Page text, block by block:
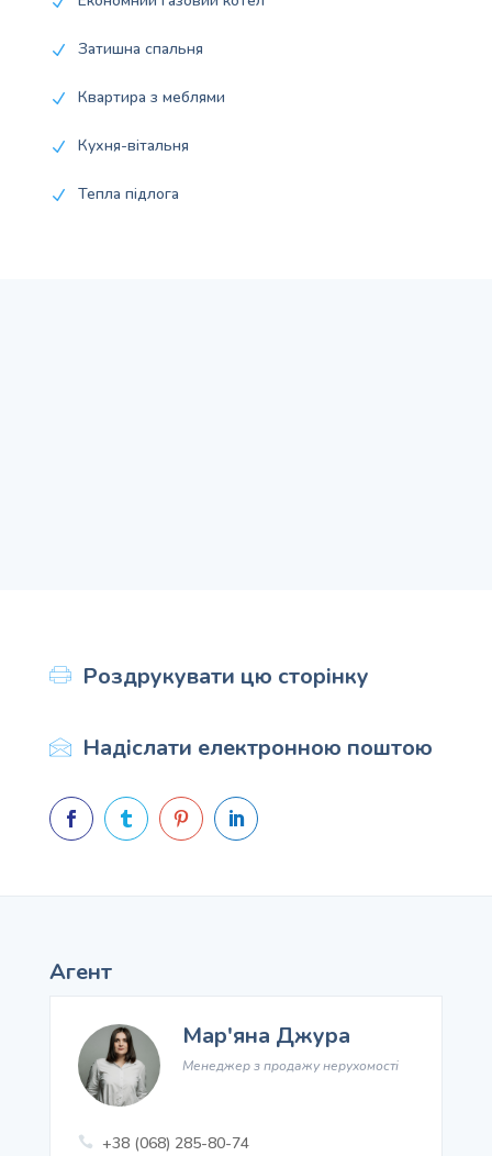
N Затишна спальня
N Квартира з меблями
N Кухня-вітальня
N Тепла підлога
Роздрукувати цю сторінку
Надіслати електронною поштою
   
Агент
Мар'яна Джура
Менеджер з продажу нерухомості
 +38 (068) 285-80-74